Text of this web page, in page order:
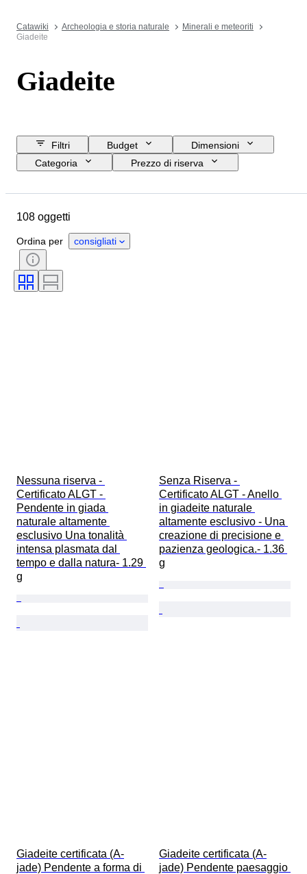
Catawiki Archeologia e storia naturale
Minerali e meteoriti
Giadeite
Giadeite
Filtri Budget
Dimensioni
Categoria
Prezzo di riserva
Forma minerale
108 oggetti
Ordina per consigliati
Nessuna riserva -
Certificato ALGT -
Pendente in giada
naturale altamente
esclusivo Una tonalità
intensa plasmata dal
tempo e dalla natura- 1.29
g
Senza Riserva -
Certificato ALGT - Anello
in giadeite naturale
altamente esclusivo - Una
creazione di precisione e
pazienza geologica.- 1.36
g
Giadeite certificata (A-
jade) Pendente a forma di
Giadeite certificata (A-
jade) Pendente paesaggio